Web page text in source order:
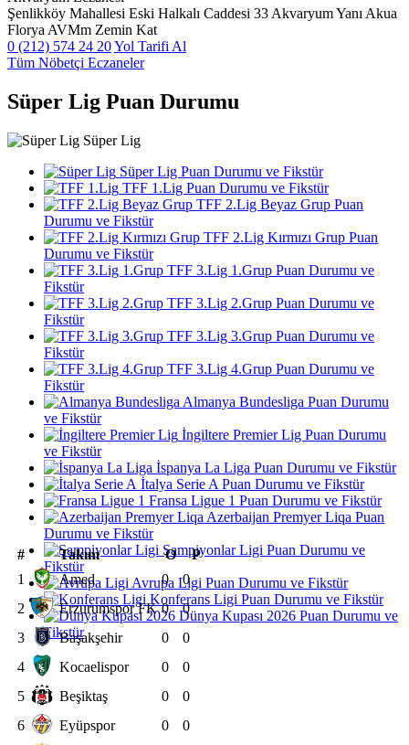
Şenlikköy Mahallesi Eski Halkalı Caddesi 33 Akvaryum Yanı Akua
Florya AVMm Zemin Kat
0 (212) 574 24 20Yol Tarifi Al
Tüm Nöbetçi Eczaneler
Süper Lig Puan Durumu
Süper Lig
Süper Lig Puan Durumu ve Fikstür
TFF 1.Lig Puan Durumu ve Fikstür
TFF 2.Lig Beyaz Grup Puan
Durumu ve Fikstür
TFF 2.Lig Kırmızı Grup Puan
Durumu ve Fikstür
TFF 3.Lig 1.Grup Puan Durumu ve
Fikstür
TFF 3.Lig 2.Grup Puan Durumu ve
Fikstür
TFF 3.Lig 3.Grup Puan Durumu ve
Fikstür
TFF 3.Lig 4.Grup Puan Durumu ve
Fikstür
Almanya Bundesliga Puan Durumu
ve Fikstür
İngiltere Premier Lig Puan Durumu
ve Fikstür
İspanya La Liga Puan Durumu ve Fikstür
İtalya Serie A Puan Durumu ve Fikstür
Fransa Ligue 1 Puan Durumu ve Fikstür
Azerbaijan Premyer Liqa Puan
Durumu ve Fikstür
Şampiyonlar Ligi Puan Durumu ve
Fikstür
Avrupa Ligi Puan Durumu ve Fikstür
Konferans Ligi Puan Durumu ve Fikstür
Dünya Kupası 2026 Puan Durumu ve
Fikstür
# Takım O
P
1
Amed 0
0
2
Erzurumspor FK 0
0
3
Başakşehir 0
0
4
Kocaelispor 0
0
5
Beşiktaş 0
0
6
Eyüpspor 0 0